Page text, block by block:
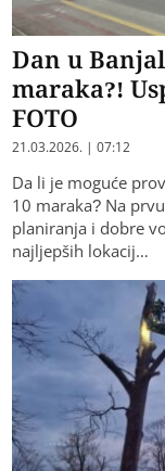
Dan u
maraka?!
FOTO
21.03.2026. | 07:12
Da li je moguće
10 maraka? Na
planiranja i dobre
najljepših lokacij…